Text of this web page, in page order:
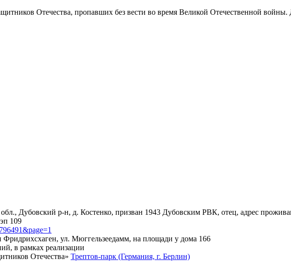
Отечества, пропавших без вести во время Великой Отечественной
Дубовский р-н, д. Костенко, призван 1943 Дубовским РВК, отец, адрес
109
Фридрихсхаген, ул. Мюггельзеедамм, на площади у дома 166
в рамках реализации
Отечества» Трептов-парк (Германия, г. Берлин)